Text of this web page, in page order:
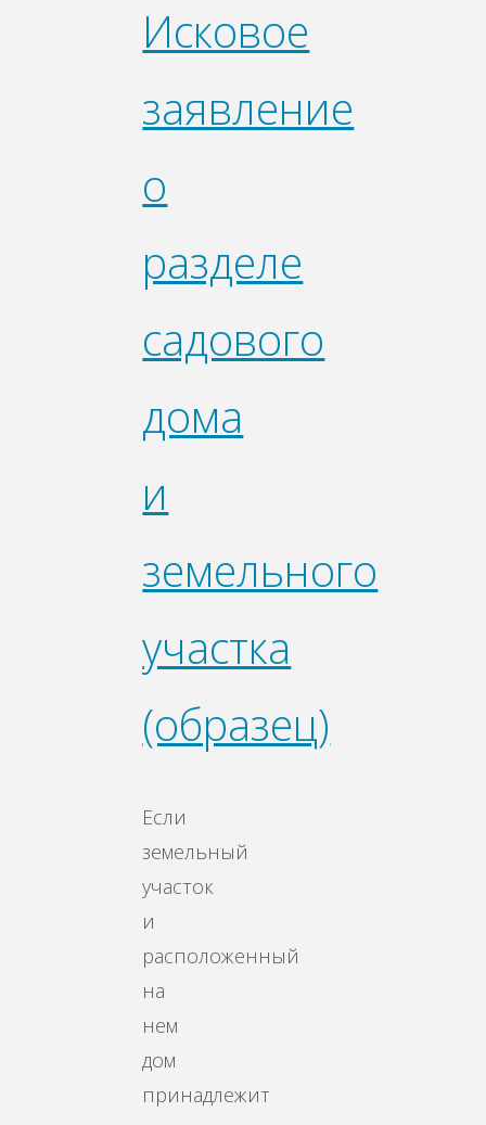
Исковое
заявление
о
разделе
садового
дома
и
земельного
участка
(образец)
Если
земельный
участок
и
расположенный
на
нем
дом
принадлежит